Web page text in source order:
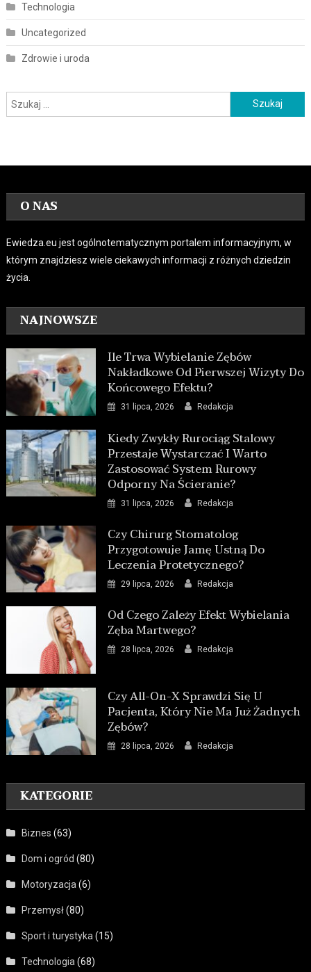
Technologia
Uncategorized
Zdrowie i uroda
Szukaj:
O NAS
Ewiedza.eu jest ogólnotematycznym portalem informacyjnym, w
którym znajdziesz wiele ciekawych informacji z różnych dziedzin
życia.
NAJNOWSZE
Ile Trwa Wybielanie Zębów
Nakładkowe Od Pierwszej Wizyty Do
Końcowego Efektu?
31 lipca, 2026 Redakcja
Kiedy Zwykły Rurociąg Stalowy
Przestaje Wystarczać I Warto
Zastosować System Rurowy
Odporny Na Ścieranie?
31 lipca, 2026 Redakcja
Czy Chirurg Stomatolog
Przygotowuje Jamę Ustną Do
Leczenia Protetycznego?
29 lipca, 2026 Redakcja
Od Czego Zależy Efekt Wybielania
Zęba Martwego?
28 lipca, 2026 Redakcja
Czy All-On-X Sprawdzi Się U
Pacjenta, Który Nie Ma Już Żadnych
Zębów?
28 lipca, 2026 Redakcja
KATEGORIE
Biznes (63)
Dom i ogród (80)
Motoryzacja (6)
Przemysł(80)
Sport i turystyka (15)
Technologia (68)